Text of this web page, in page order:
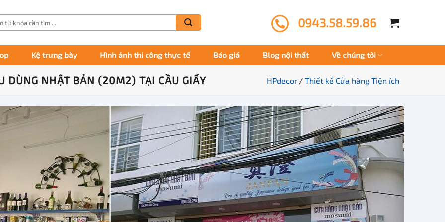
0943.58.59.86
Kệ trưng bày Hình ảnh thi công thực tế Báo giá Blog nội thất Về chúng tôi
DÙNG NHẬT BẢN (20M2) TẠI CẦU GIẤY HPdecor / Thiết kế Cửa hàng Tiện ích